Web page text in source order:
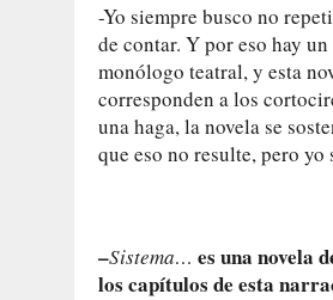
-Yo siempre busco no
de contar. Y por eso hay
monólogo teatral, y esta
corresponden a los
una haga, la novela se
que eso no resulte, pero
–Sistema… es una novela
los capítulos de esta